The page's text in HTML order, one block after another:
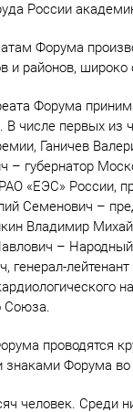
России
Форума
и районов,
Форума
числе первых из
Ганичев
– губернатор
«ЕЭС» России,
Семенович –
Владимир
–
генерал-
Союза.
проводятся
Форума
человек.